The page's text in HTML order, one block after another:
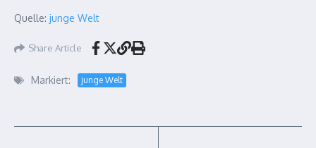
Quelle: junge Welt
Share Article
Markiert: junge Welt